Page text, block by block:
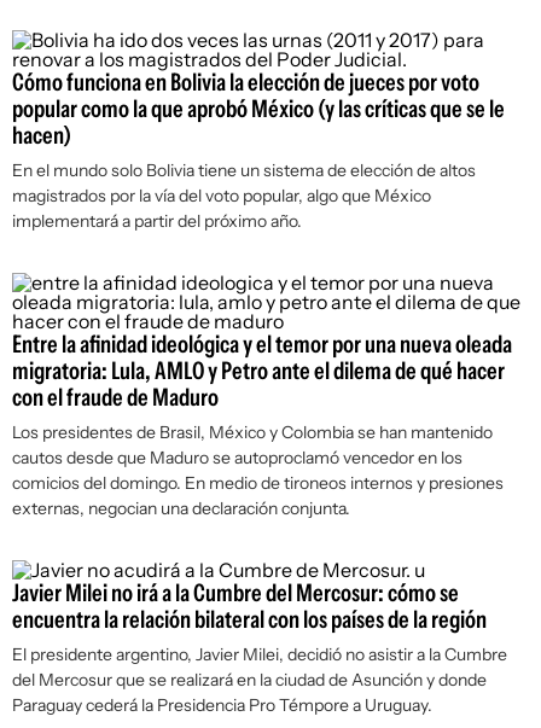
Cómo funciona en Bolivia la elección de jueces por voto
popular como la que aprobó México (y las críticas que se le
hacen)
En el mundo solo Bolivia tiene un sistema de elección de altos
magistrados por la vía del voto popular, algo que México
implementará a partir del próximo año.
Entre la afinidad ideológica y el temor por una nueva oleada
migratoria: Lula, AMLO y Petro ante el dilema de qué hacer
con el fraude de Maduro
Los presidentes de Brasil, México y Colombia se han mantenido
cautos desde que Maduro se autoproclamó vencedor en los
comicios del domingo. En medio de tironeos internos y presiones
externas, negocian una declaración conjunta.
Javier Milei no irá a la Cumbre del Mercosur: cómo se
encuentra la relación bilateral con los países de la región
El presidente argentino, Javier Milei, decidió no asistir a la Cumbre
del Mercosur que se realizará en la ciudad de Asunción y donde
Paraguay cederá la Presidencia Pro Témpore a Uruguay.